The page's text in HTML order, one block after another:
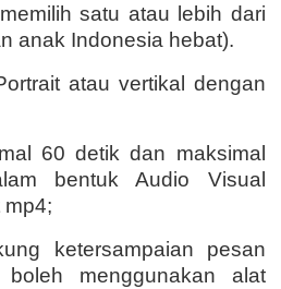
satu atau lebih dari
anak Indonesia hebat).
atau vertikal dengan
60 detik dan maksimal
bentuk Audio Visual
mp4;
ketersampaian pesan
menggunakan alat